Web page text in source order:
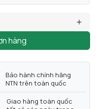
hàng
Bảo hành chính hãng
NTN trên toàn quốc
Giao hàng toàn quốc